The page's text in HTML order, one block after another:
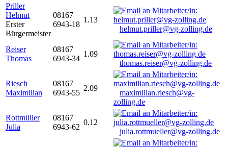
Priller
Helmut
Erster
Bürgermeister
08167
6943-18
1.13
helmut.priller@vg-zolling.de
Reiser
Thomas
08167
6943-34
1.09
thomas.reiser@vg-zolling.de
Riesch
Maximilian
08167
6943-55
2.09
maximilian.riesch@vg-
zolling.de
Rottmüller
Julia
08167
6943-62
0.12
julia.rottmueller@vg-zolling.de